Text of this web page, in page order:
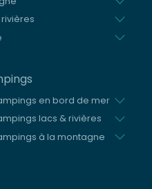
rivières
en bord de mer
lacs & rivières
à la montagne